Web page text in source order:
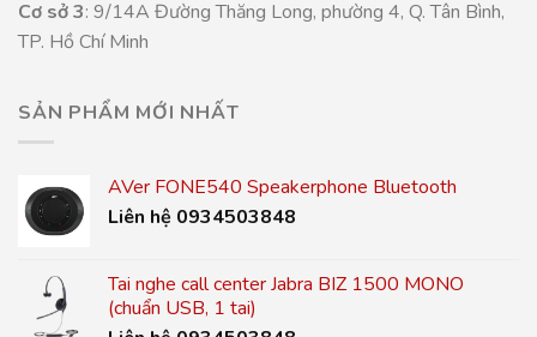
Cơ sở 3: 9/14A Đường Thăng Long, phường 4, Q. Tân Bình,
TP. Hồ Chí Minh
SẢN PHẨM MỚI NHẤT
AVer FONE540 Speakerphone Bluetooth
Liên hệ 0934503848
Tai nghe call center Jabra BIZ 1500 MONO
(chuẩn USB, 1 tai)